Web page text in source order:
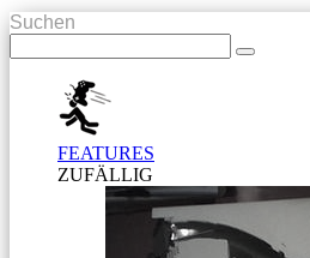
Suchen
FEATURES
ZUFÄLLIG